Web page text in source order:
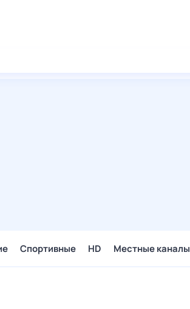
Спортивные HD Местные каналы